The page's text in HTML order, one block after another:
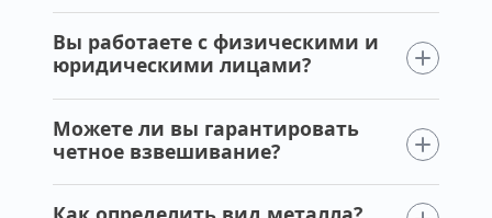
Вы работаете с физическими и
юридическими лицами?
Можете ли вы гарантировать
четное взвешивание?